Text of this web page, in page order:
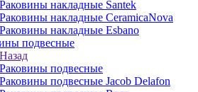
Раковины накладные Santek
Раковины накладные CeramicaNova
Раковины накладные Esbano
подвесные
Назад
Раковины подвесные
Раковины подвесные Jacob Delafon